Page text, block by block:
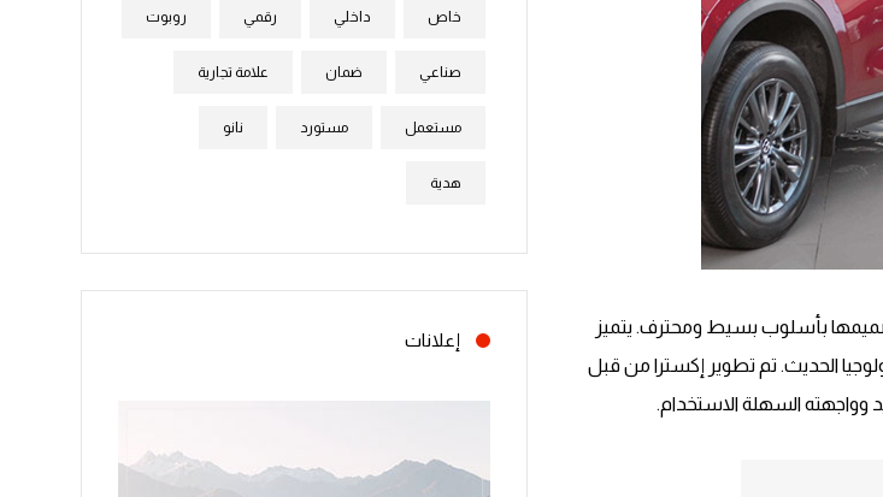
بأسلوب بسيط ومحترف. يتميز
الحديث. تم تطوير إكسترا من قبل
السهلة الاستخدام.
خاص داخلي رقمي روبوت
صناعي ضمان علامة تجارية
مستعمل مستورد نانو
هدية
إعلانات